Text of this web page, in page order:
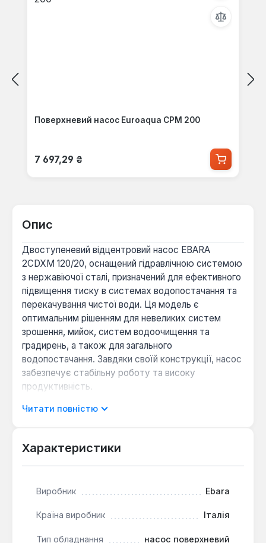
Поверхневий насос Euroaqua CPM 200
Звичайна ціна:
7 697,29 ₴
Опис
Двоступеневий відцентровий насос EBARA
2СDXM 120/20, оснащений гідравлічною системою
з нержавіючої сталі, призначений для ефективного
підвищення тиску в системах водопостачання та
перекачування чистої води. Ця модель є
оптимальним рішенням для невеликих систем
зрошення, мийок, систем водоочищення та
градирень, а також для загального
водопостачання. Завдяки своїй конструкції, насос
забезпечує стабільну роботу та високу
продуктивність.
що гарантує високу корозійну стійкість та
типу кераміка/графіт забезпечує надійну
кронштейн, що сприяє ефективному відведенню
Читати повністю
Характеристики
Виробник Ebara
Країна виробник Італія
Тип обладнання насос поверхневий